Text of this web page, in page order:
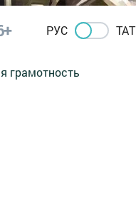
РУС ТАТ
грамотность